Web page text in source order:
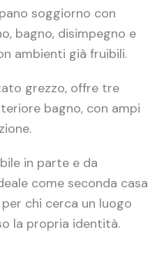
soggiorno con
bagno, disimpegno e
ambienti già fruibili.
grezzo, offre tre
bagno, con ampi
in parte e da
come seconda casa
chi cerca un luogo
la propria identità.